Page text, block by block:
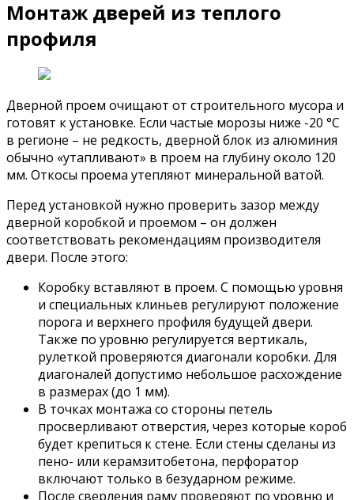
Монтаж дверей из теплого
профиля
Дверной проем очищают от строительного мусора и
готовят к установке. Если частые морозы ниже -20 °С
в регионе – не редкость, дверной блок из алюминия
обычно «утапливают» в проем на глубину около 120
мм. Откосы проема утепляют минеральной ватой.
Перед установкой нужно проверить зазор между
дверной коробкой и проемом – он должен
соответствовать рекомендациям производителя
двери. После этого:
Коробку вставляют в проем. С помощью уровня
и специальных клиньев регулируют положение
порога и верхнего профиля будущей двери.
Также по уровню регулируется вертикаль,
рулеткой проверяются диагонали коробки. Для
диагоналей допустимо небольшое расхождение
в размерах (до 1 мм).
В точках монтажа со стороны петель
просверливают отверстия, через которые короб
будет крепиться к стене. Если стены сделаны из
пено- или керамзитобетона, перфоратор
включают только в безударном режиме.
После сверления раму проверяют по уровню и